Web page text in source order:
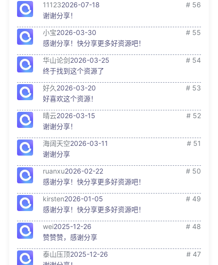
111232026-07-18
# 56
谢谢分享！
小宝2026-03-30
# 55
感谢分享！快分享更多好资源吧！
华山论剑2026-03-25
# 54
终于找到这个资源了
好久 2026-03-20
# 53
好喜欢这个资源！
晴云2026-03-15
# 52
谢谢分享！
海阔天空2026-03-11
# 51
谢谢分享
ruanxu2026-02-22
# 50
感谢分享！快分享更多好资源吧！
kirsten2026-01-05
# 49
感谢分享！快分享更多好资源吧！
wei2025-12-26
# 48
赞赞赞，感谢分享
泰山压顶2025-12-26
# 47